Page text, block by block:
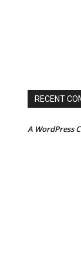
RECENT
A WordPress